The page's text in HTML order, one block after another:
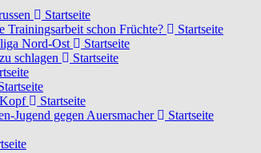
Startseite
Trainingsarbeit schon Früchte?
Startseite
Nord-Ost
Startseite
schlagen
Startseite
Startseite
Jugend gegen Auersmacher
Startseite